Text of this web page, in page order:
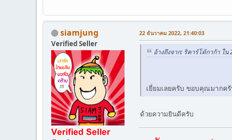
siamjung
Verified Seller
22 ธันวาคม 2022, 21:40:03
อ้างถึงจาก: ริคาร์โด้กาก้า ใ
เยี่ยมเลยครับ ขอบคุณมากค
ด้วยความยินดีครับ